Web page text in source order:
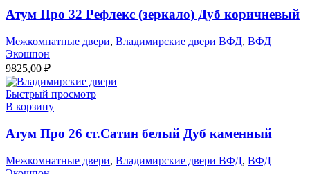
Атум Про 32 Рефлекс (зеркало) Дуб коричневый
Межкомнатные двери, Владимирские двери ВФД, ВФД
Экошпон
9825,00 ₽
Быстрый просмотр
В корзину
Атум Про 26 ст.Сатин белый Дуб каменный
Межкомнатные двери, Владимирские двери ВФД, ВФД